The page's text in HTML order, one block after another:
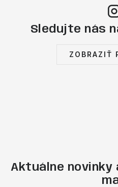
Sledujte nás
ZOBRAZIŤ
Aktuálne novinky